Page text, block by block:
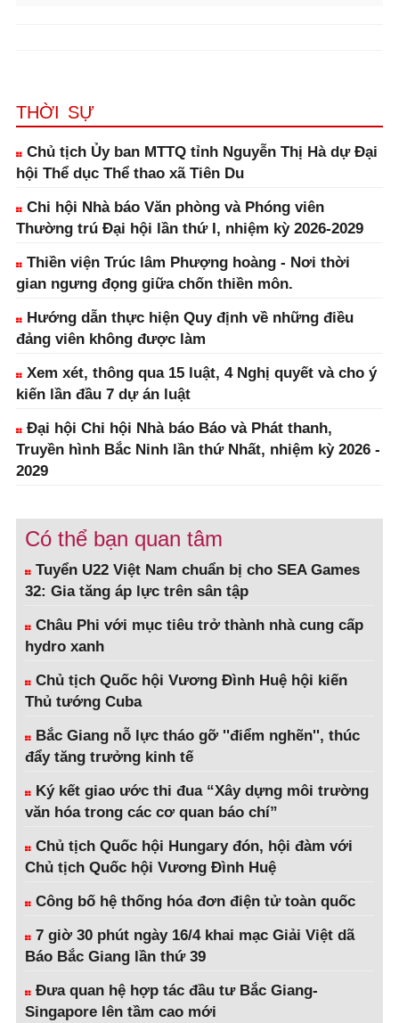
THỜI SỰ
Chủ tịch Ủy ban MTTQ tỉnh Nguyễn Thị Hà dự Đại
hội Thể dục Thể thao xã Tiên Du
Chi hội Nhà báo Văn phòng và Phóng viên
Thường trú Đại hội lần thứ I, nhiệm kỳ 2026-2029
Thiền viện Trúc lâm Phượng hoàng - Nơi thời
gian ngưng đọng giữa chốn thiền môn.
Hướng dẫn thực hiện Quy định về những điều
đảng viên không được làm
Xem xét, thông qua 15 luật, 4 Nghị quyết và cho ý
kiến lần đầu 7 dự án luật
Đại hội Chi hội Nhà báo Báo và Phát thanh,
Truyền hình Bắc Ninh lần thứ Nhất, nhiệm kỳ 2026 -
2029
Có thể bạn quan tâm
Tuyển U22 Việt Nam chuẩn bị cho SEA Games
32: Gia tăng áp lực trên sân tập
Châu Phi với mục tiêu trở thành nhà cung cấp
hydro xanh
Chủ tịch Quốc hội Vương Đình Huệ hội kiến
Thủ tướng Cuba
Bắc Giang nỗ lực tháo gỡ ''điểm nghẽn'', thúc
đẩy tăng trưởng kinh tế
Ký kết giao ước thi đua “Xây dựng môi trường
văn hóa trong các cơ quan báo chí”
Chủ tịch Quốc hội Hungary đón, hội đàm với
Chủ tịch Quốc hội Vương Đình Huệ
Công bố hệ thống hóa đơn điện tử toàn quốc
7 giờ 30 phút ngày 16/4 khai mạc Giải Việt dã
Báo Bắc Giang lần thứ 39
Đưa quan hệ hợp tác đầu tư Bắc Giang-
Singapore lên tầm cao mới